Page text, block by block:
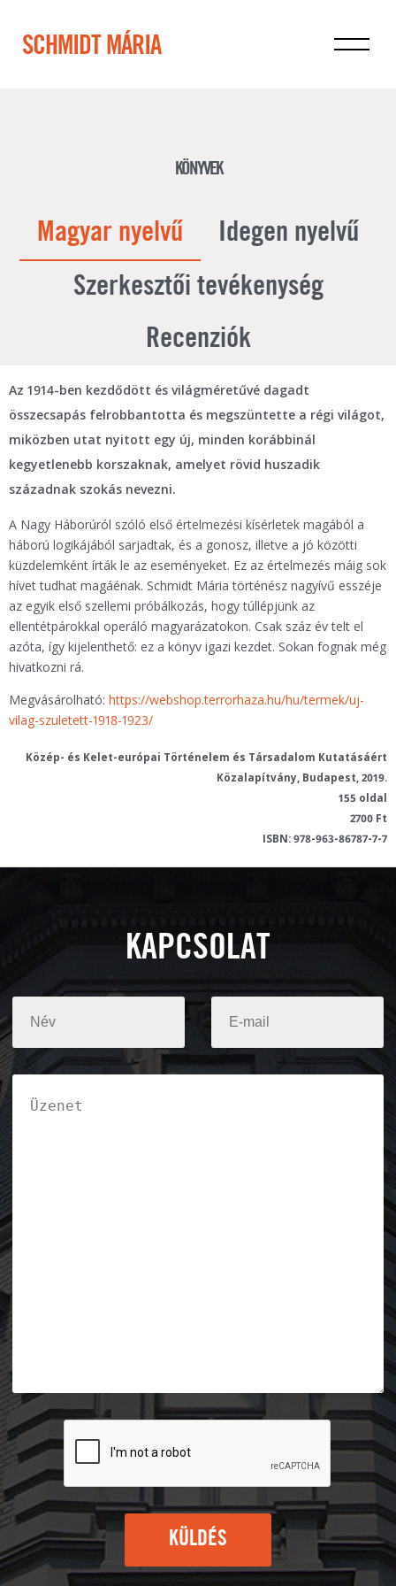
SCHMIDT MÁRIA
KÖNYVEK
Magyar nyelvű
Idegen nyelvű
Szerkesztői tevékenység
Recenziók
Az 1914-ben kezdődött és világméretűvé dagadt
összecsapás felrobbantotta és megszüntette a régi világot,
miközben utat nyitott egy új, minden korábbinál
kegyetlenebb korszaknak, amelyet rövid huszadik
századnak szokás nevezni.
A Nagy Háborúról szóló első értelmezési kísérletek magából a
háború logikájából sarjadtak, és a gonosz, illetve a jó közötti
küzdelemként írták le az eseményeket. Ez az értelmezés máig sok
hívet tudhat magáénak. Schmidt Mária történész nagyívű esszéje
az egyik első szellemi próbálkozás, hogy túllépjünk az
ellentétpárokkal operáló magyarázatokon. Csak száz év telt el
azóta, így kijelenthető: ez a könyv igazi kezdet. Sokan fognak még
hivatkozni rá.
Megvásárolható: https://webshop.terrorhaza.hu/hu/termek/uj-
vilag-szuletett-1918-1923/
Közép- és Kelet-európai Történelem és Társadalom Kutatásáért
Közalapítvány, Budapest, 2019.
155 oldal
2700 Ft
ISBN: 978-963-86787-7-7
KAPCSOLAT
KÜLDÉS